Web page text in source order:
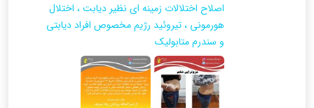
اصلاح اختلالات زمینه ای نظیر دیابت ، اختلال
هورمونی ، تیروئید رژیم مخصوص افراد دیابتی
و سندرم متابولیک